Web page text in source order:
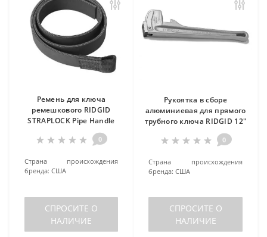
Ремень для ключа
ремешкового RIDGID
STRAPLOCK Pipe Handle
0
Страна происхождения
бренда: США
СПРОСИТЕ О
НАЛИЧИЕ
Рукоятка в сборе
алюминиевая для прямого
трубного ключа RIDGID 12"
0
Страна происхождения
бренда: США
СПРОСИТЕ О
НАЛИЧИЕ